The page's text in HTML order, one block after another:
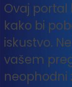
Ovaj portal
kako bi
iskustvo.
vašem
neophodni